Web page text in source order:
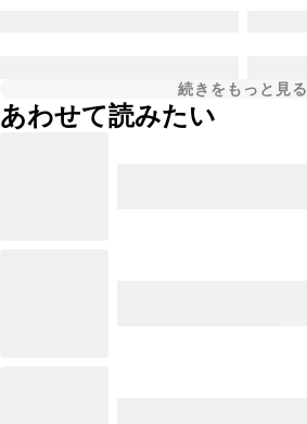
続きをもっと見る
あわせて読みたい